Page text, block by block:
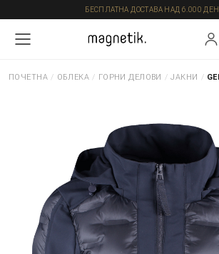
БЕСПЛАТНА ДОСТАВА НАД 6.000
ПОЧЕТНА / ОБЛЕКА / ГОРНИ ДЕЛОВИ / ЈАКНИ /